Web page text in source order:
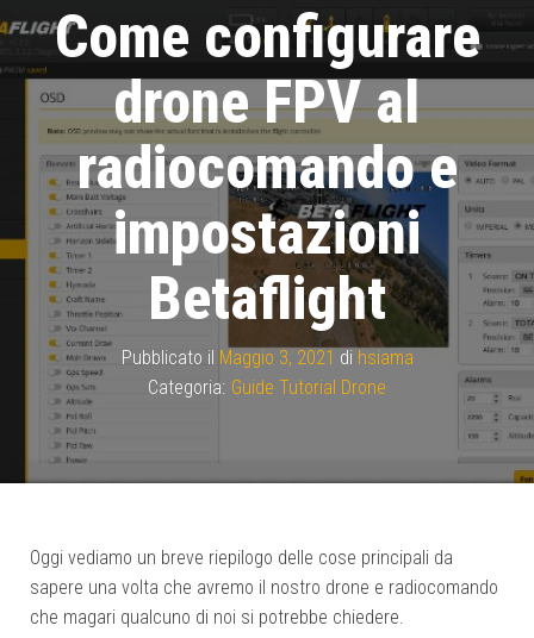
Come configurare
drone FPV al
radiocomando e
impostazioni
Betaflight
Pubblicato il Maggio 3, 2021 di hsiama
Categoria: Guide Tutorial Drone
Oggi vediamo un breve riepilogo delle cose principali da
sapere una volta che avremo il nostro drone e radiocomando
che magari qualcuno di noi si potrebbe chiedere.